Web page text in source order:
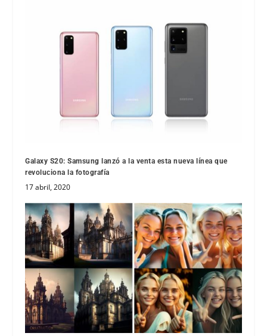
Galaxy S20: Samsung lanzó a la venta esta nueva línea que
revoluciona la fotografía
17 abril, 2020